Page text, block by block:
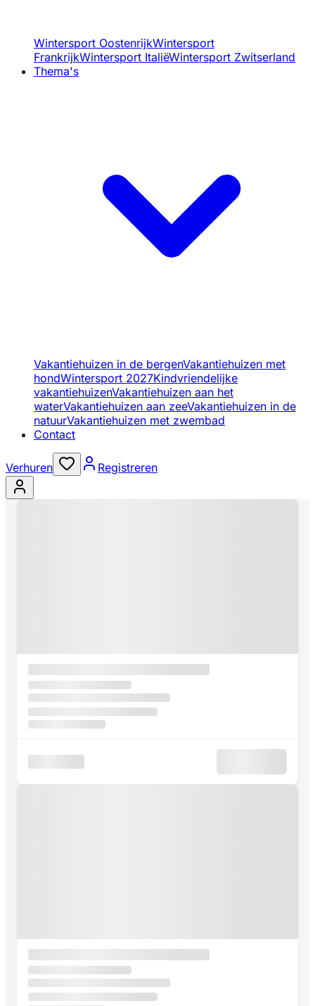
Wintersport OostenrijkWintersport
FrankrijkWintersport ItaliëWintersport Zwitserland
Thema's
Vakantiehuizen in de bergenVakantiehuizen met
hondWintersport 2027Kindvriendelijke
vakantiehuizenVakantiehuizen aan het
waterVakantiehuizen aan zeeVakantiehuizen in de
natuurVakantiehuizen met zwembad
Contact
Verhuren Registreren